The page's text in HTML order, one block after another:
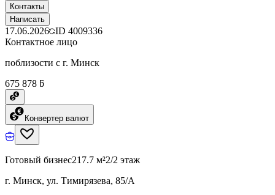
Контакты
Написать
17.06.2026 ID 4009336
Контактное лицо
поблизости с г. Минск
675 878 ƃ
Конвертер валют
Готовый бизнес217.7 м²2/2 этаж
г. Минск, ул. Тимирязева, 85/А